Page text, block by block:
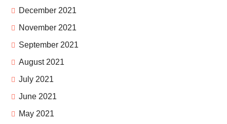
December 2021
November 2021
September 2021
August 2021
July 2021
June 2021
May 2021